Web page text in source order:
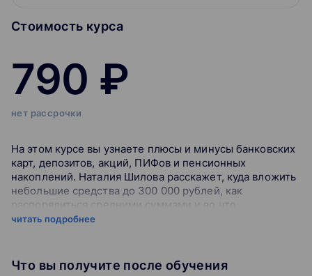
Стоимость курса
790 ₽
нет рассрочки
На этом курсе вы узнаете плюсы и минусы банковских
карт, депозитов, акций, ПИФов и пенсионных
накоплений. Наталия Шилова расскажет, куда вложить
небольшие средства до 300 000 рублей, как
распорядиться средними суммами и во что
инвестировать миллионы.
наибольший доход от вложений, не рискуя все
читать подробнее
Что вы получите после обучения